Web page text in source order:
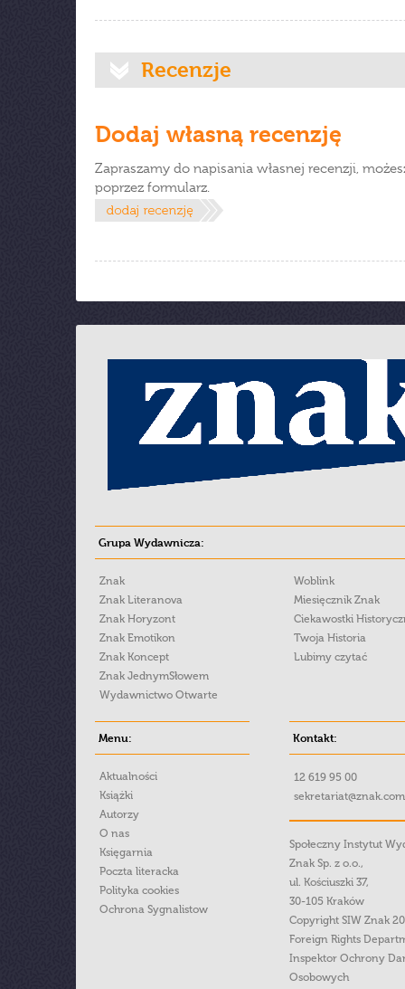
Recenzje
Dodaj własną recenzję
Zapraszamy do napisania własnej recenzji,
poprzez formularz.
Grupa Wydawnicza:
Znak
Znak Literanova
Znak Horyzont
Znak Emotikon
Znak Koncept
Znak JednymSłowem
Wydawnictwo Otwarte
Woblink
Miesięcznik Znak
Ciekawostki
Twoja Historia
Lubimy czytać
Menu:
Aktualności
Książki
Autorzy
O nas
Księgarnia
Poczta literacka
Polityka cookies
Ochrona Sygnalistow
Kontakt:
12 619 95 00
Społeczny Instytut
Znak Sp. z o.o.,
ul. Kościuszki 37,
30-105 Kraków
Copyright SIW Znak
Foreign Rights
Inspektor Ochrony
Osobowych